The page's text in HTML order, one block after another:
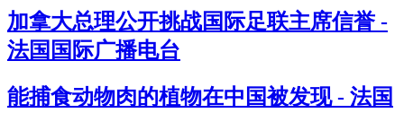
加拿大总理公开挑战国际足联主席信誉 -
法国国际广播电台
能捕食动物肉的植物在中国被发现 - 法国